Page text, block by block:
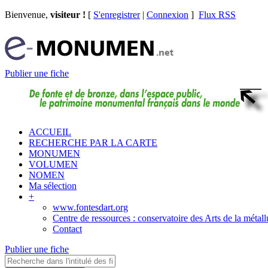
Bienvenue, visiteur ! [ S'enregistrer| Connexion ] Flux RSS
Publier une fiche
ACCUEIL
RECHERCHE PAR LA CARTE
MONUMEN
VOLUMEN
NOMEN
Ma sélection
+
www.fontesdart.org
Centre de ressources : conservatoire des Arts de la
Contact
Publier une fiche